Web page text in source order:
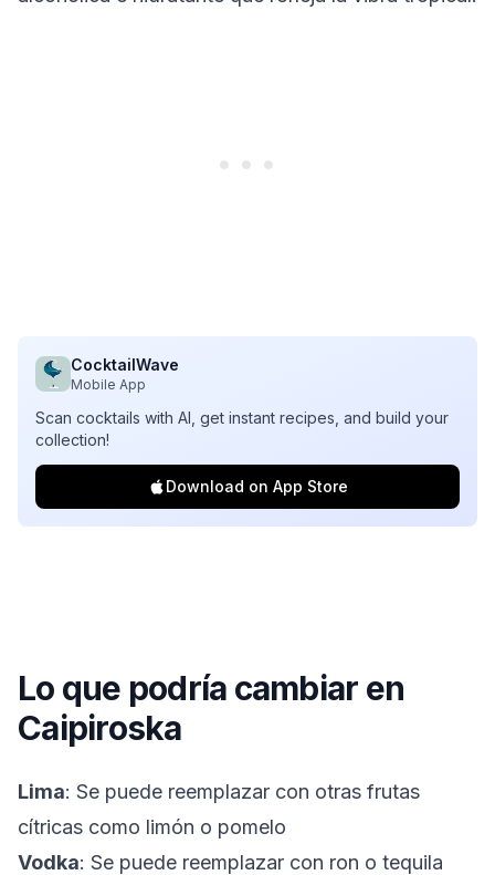
CocktailWave
Mobile App
Scan cocktails with AI, get instant recipes, and build your
collection!
Download on App Store
Lo que podría cambiar en
Caipiroska
Lima: Se puede reemplazar con otras frutas
cítricas como limón o pomelo
Vodka: Se puede reemplazar con ron o tequila